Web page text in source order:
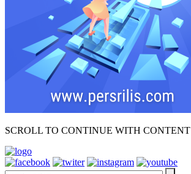
SCROLL TO CONTINUE WITH CONTENT